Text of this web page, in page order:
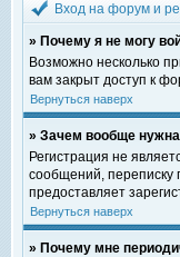
Вход на форум и
» Почему я не могу
Возможно несколько
вам закрыт доступ к
Вернуться наверх
» Зачем вообще нужна
Регистрация не
сообщений, переписку
предоставляет
Вернуться наверх
» Почему мне